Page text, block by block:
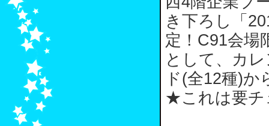
き下ろし「
定！C91会場
として、カ
ド(全12種)
★これは要チ